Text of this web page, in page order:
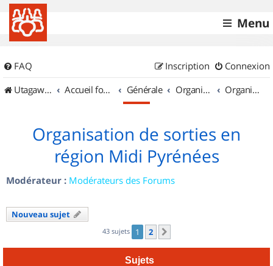
Menu
FAQ Connexion
Inscription
UtagawaVTT (Randos VTT et VTTAE avec traces GPS)
Accueil forum Générale Organisation de sorties & Recherche de partenaires Organisation de sorties en région Midi Pyrénées
Organisation de sorties en
région Midi Pyrénées
Modérateur : Modérateurs des Forums
Nouveau sujet
43 sujets 1 2
Sujets